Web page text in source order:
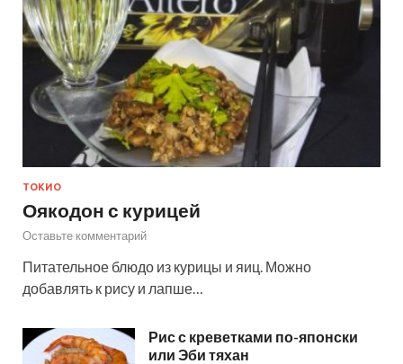
ТОКИО
Оякодон с курицей
Оставьте комментарий
Питательное блюдо из курицы и яиц. Можно
добавлять к рису и лапше…
Рис с креветками по-японски
или Эби тяхан